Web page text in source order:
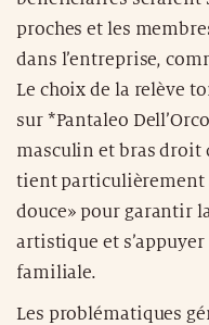
proches et les
dans l’entreprise,
Le choix de la relève
sur *Pantaleo
masculin et bras droit
tient particulièrement
douce» pour garantir
artistique et
familiale.
Les problématiques